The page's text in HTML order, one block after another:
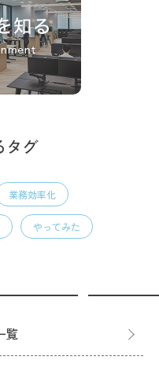
タグ
業務効率化
やってみた
覧